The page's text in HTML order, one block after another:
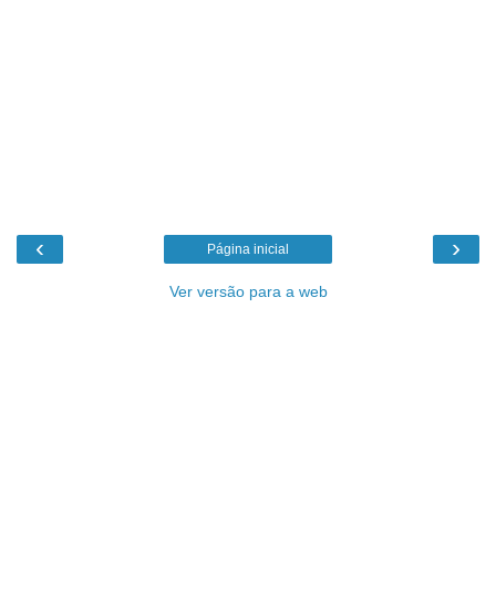
‹ ›
Página inicial
Ver versão para a web